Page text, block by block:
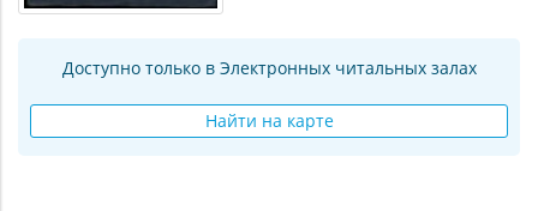
Доступно только в Электронных читальных залах
Найти на карте